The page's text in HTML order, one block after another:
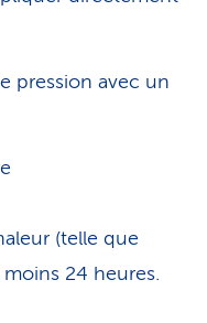
pression avec un
(telle que
24 heures.